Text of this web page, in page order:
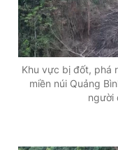
Giấy phép xuất bản
© 2003-2026 Bản
chép dưới mọi hình
bản. Phát triển bởi ePi
T
i
m
e
n
Khu vực bị đốt, phá
miền núi Quảng
người